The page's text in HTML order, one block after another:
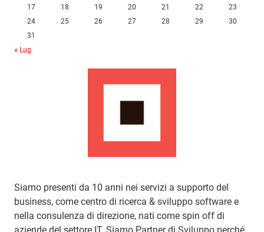
17
18 19 20 21 22
23
24
25 26 27 28 29
30
31
« Lug
Siamo presenti da 10 anni nei servizi a supporto del
business, come centro di ricerca & sviluppo software e
nella consulenza di direzione, nati come spin off di
aziende del settore IT. Siamo Partner di Sviluppo perché